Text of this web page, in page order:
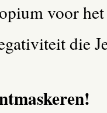
voor
die